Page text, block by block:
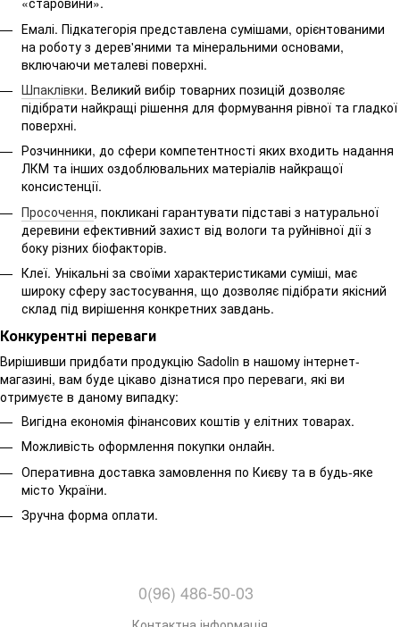
Емалі. Підкатегорія представлена ​​сумішами, орієнтованими
на роботу з дерев'яними та мінеральними основами,
включаючи металеві поверхні.
Шпаклівки. Великий вибір товарних позицій дозволяє
підібрати найкращі рішення для формування рівної та гладкої
поверхні.
Розчинники, до сфери компетентності яких входить надання
ЛКМ та інших оздоблювальних матеріалів найкращої
консистенції.
Просочення, покликані гарантувати підставі з натуральної
деревини ефективний захист від вологи та руйнівної дії з
боку різних біофакторів.
Клеї. Унікальні за своїми характеристиками суміші, має
широку сферу застосування, що дозволяє підібрати якісний
склад під вирішення конкретних завдань.
Конкурентні переваги
Вирішивши придбати продукцію Sadolin в нашому інтернет-
магазині, вам буде цікаво дізнатися про переваги, які ви
отримуєте в даному випадку:
Вигідна економія фінансових коштів у елітних товарах.
Можливість оформлення покупки онлайн.
Оперативна доставка замовлення по Києву та в будь-яке
місто України.
Зручна форма оплати.
0(96) 486-50-03